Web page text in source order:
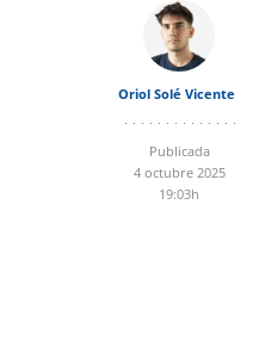
Oriol Solé Vicente
Publicada
4 octubre 2025
19:03h